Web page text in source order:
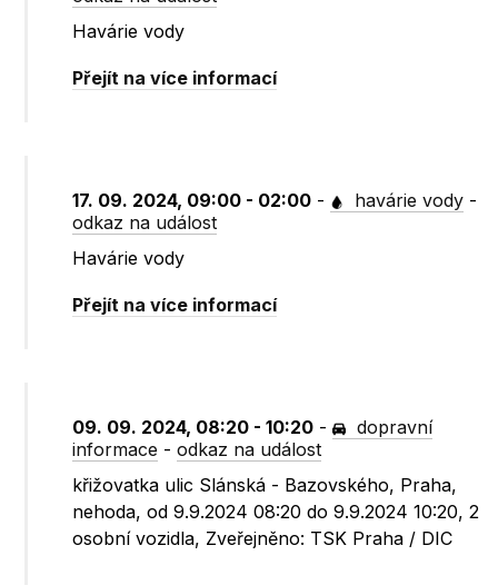
Havárie vody
Přejít na více informací
17. 09. 2024, 09:00 - 02:00 - havárie vody -
odkaz na událost
Havárie vody
Přejít na více informací
09. 09. 2024, 08:20 - 10:20 -
dopravní
informace -odkaz na událost
křižovatka ulic Slánská - Bazovského, Praha,
nehoda, od 9.9.2024 08:20 do 9.9.2024 10:20, 2
osobní vozidla, Zveřejněno: TSK Praha / DIC